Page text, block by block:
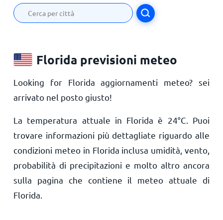
Florida previsioni meteo
Looking for Florida aggiornamenti meteo? sei
arrivato nel posto giusto!
La temperatura attuale in Florida è 24°C . Puoi
trovare informazioni più dettagliate riguardo alle
condizioni meteo in Florida inclusa umidità, vento,
probabilità di precipitazioni e molto altro ancora
sulla pagina che contiene il meteo attuale di
Florida.